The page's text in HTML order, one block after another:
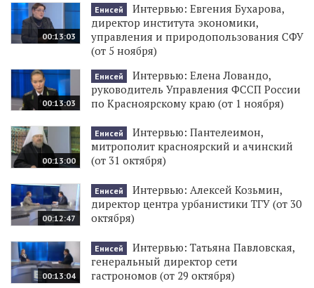
00:13:03
Енисей
Интервью: Евгения Бухарова,
директор института экономики,
управления и природопользования СФУ
(от 5 ноября)
00:13:03
Енисей
Интервью: Елена Ловандо,
руководитель Управления ФССП России
по Красноярскому краю (от 1 ноября)
00:13:00
Енисей
Интервью: Пантелеимон,
митрополит красноярский и ачинский
(от 31 октября)
00:12:47
Енисей
Интервью: Алексей Козьмин,
директор центра урбанистики ТГУ (от 30
октября)
00:13:04
Енисей
Интервью: Татьяна Павловская,
генеральный директор сети
гастрономов (от 29 октября)